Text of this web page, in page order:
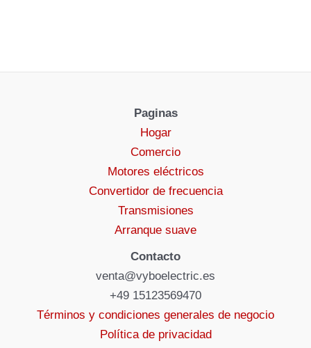
Paginas
Hogar
Comercio
Motores eléctricos
Convertidor de frecuencia
Transmisiones
Arranque suave
Contacto
venta@vyboelectric.es
+49 15123569470
Términos y condiciones generales de negocio
Política de privacidad